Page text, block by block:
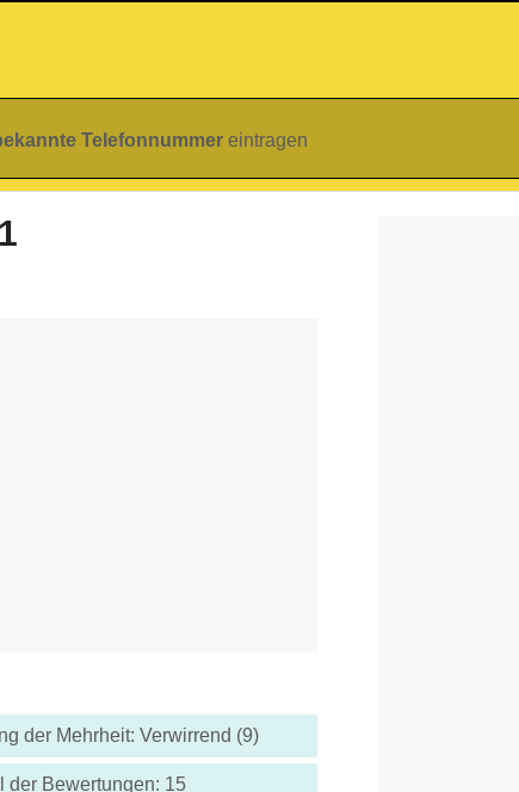
Telefonnummer eintragen
der Mehrheit: Verwirrend (9)
der Bewertungen: 15